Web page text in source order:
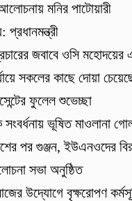
মনির পাটোয়ারী
জবাবে ওসি মহোদয়ের
সকলের কাছে দোয়া
ফুলেল শুভেচ্ছা
ভূষিত মাওলানা
পর গুঞ্জন, ইউএনওদের
সভা অনুষ্ঠিত
উদ্যোগে বৃক্ষরোপণ